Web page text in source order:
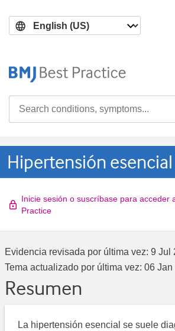
main
search
Hipertensión esencial
Inicie sesión o suscríbase para acceder
Practice
Evidencia revisada por última vez: 9 Jul
Tema actualizado por última vez: 06 Jan
Resumen
La hipertensión esencial se suele